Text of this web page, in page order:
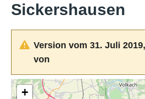
Sickershausen
Version vom 31. Juli
von
+